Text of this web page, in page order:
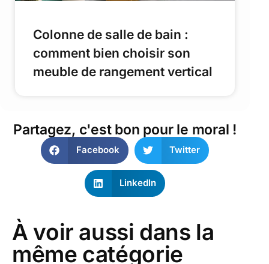
Colonne de salle de bain :
comment bien choisir son
meuble de rangement vertical
Partagez, c'est bon pour le moral !
Facebook Twitter
LinkedIn
À voir aussi dans la
même catégorie